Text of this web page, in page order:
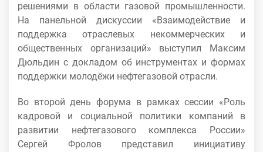
решениями в области газовой промышленности.
На панельной дискуссии «Взаимодействие и
поддержка отраслевых некоммерческих и
общественных организаций» выступил Максим
Дюльдин с докладом об инструментах и формах
поддержки молодёжи нефтегазовой отрасли.
Во второй день форума в рамках сессии «Роль
кадровой и социальной политики компаний в
развитии нефтегазового комплекса России»
Сергей Фролов представил инициативу